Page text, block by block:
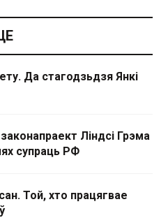
Да стагодзьдзя Янкі
Ліндсі Грэма
супраць РФ
Той, хто працягвае